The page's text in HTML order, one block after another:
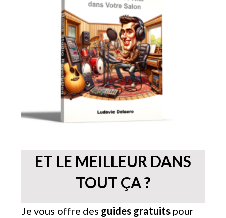
ET LE MEILLEUR DANS
TOUT ÇA ?
Je vous offre des guides gratuits pour